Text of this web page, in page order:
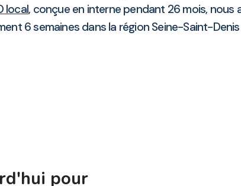
local, conçue en interne pendant 26 mois,
6 semaines dans la région Seine-Saint-Denis
pour